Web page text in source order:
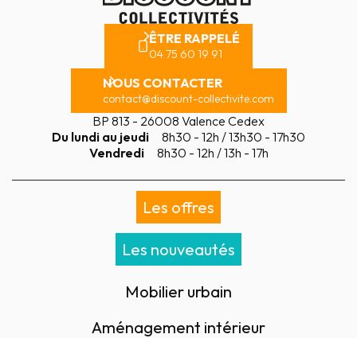
ÊTRE RAPPELÉ
04 75 60 19 91
NOUS CONTACTER
contact@discount-collectivite.com
BP 813 - 26008 Valence Cedex
Du lundi au jeudi
8h30 - 12h / 13h30 - 17h30
Vendredi
8h30 - 12h / 13h - 17h
Les offres
Les nouveautés
Mobilier urbain
Aménagement intérieur